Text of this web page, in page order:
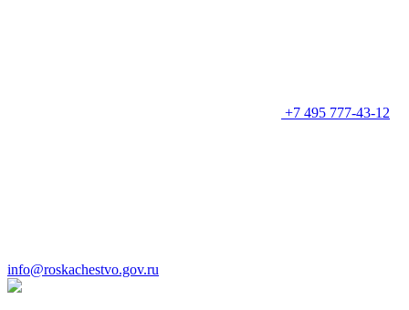
+7 495 777-43-12
info@roskachestvo.gov.ru